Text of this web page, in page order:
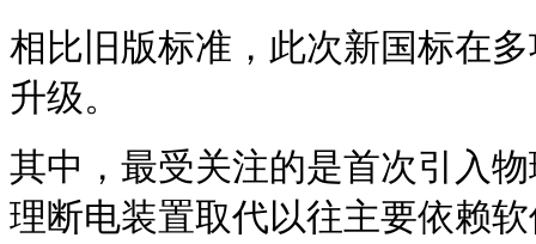
相比旧版标准，此次新国标在
升级。
其中，最受关注的是首次引入
理断电装置取代以往主要依赖